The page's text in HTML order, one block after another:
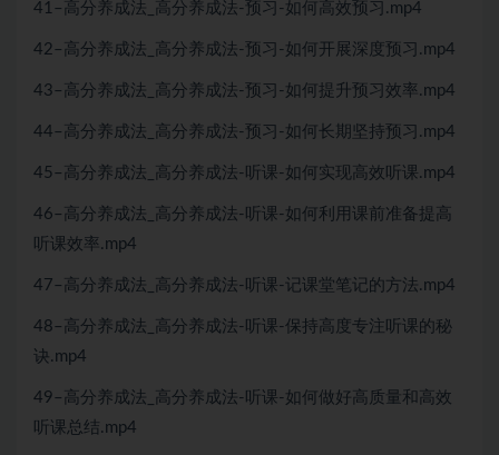
41–高分养成法_高分养成法-预习-如何高效预习.mp4
42–高分养成法_高分养成法-预习-如何开展深度预习.mp4
43–高分养成法_高分养成法-预习-如何提升预习效率.mp4
44–高分养成法_高分养成法-预习-如何长期坚持预习.mp4
45–高分养成法_高分养成法-听课-如何实现高效听课.mp4
46–高分养成法_高分养成法-听课-如何利用课前准备提高
听课效率.mp4
47–高分养成法_高分养成法-听课-记课堂笔记的方法.mp4
48–高分养成法_高分养成法-听课-保持高度专注听课的秘
诀.mp4
49–高分养成法_高分养成法-听课-如何做好高质量和高效
听课总结.mp4